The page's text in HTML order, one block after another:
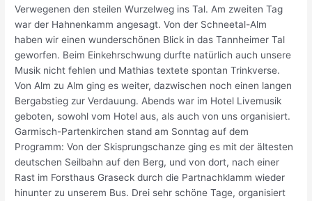
Verwegenen den steilen Wurzelweg ins Tal. Am zweiten Tag
war der Hahnenkamm angesagt. Von der Schneetal-Alm
haben wir einen wunderschönen Blick in das Tannheimer Tal
geworfen. Beim Einkehrschwung durfte natürlich auch unsere
Musik nicht fehlen und Mathias textete spontan Trinkverse.
Von Alm zu Alm ging es weiter, dazwischen noch einen langen
Bergabstieg zur Verdauung. Abends war im Hotel Livemusik
geboten, sowohl vom Hotel aus, als auch von uns organisiert.
Garmisch-Partenkirchen stand am Sonntag auf dem
Programm: Von der Skisprungschanze ging es mit der ältesten
deutschen Seilbahn auf den Berg, und von dort, nach einer
Rast im Forsthaus Graseck durch die Partnachklamm wieder
hinunter zu unserem Bus. Drei sehr schöne Tage, organisiert